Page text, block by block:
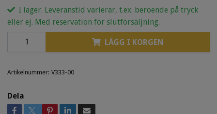
I lager. Leveranstid varierar, t.ex. beroende på tryck
eller ej. Med reservation för slutförsäljning.
LÄGG I KORGEN
Artikelnummer: V333-00
Dela